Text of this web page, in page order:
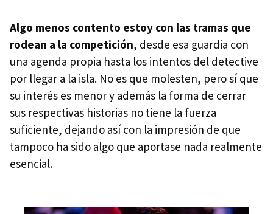
Algo menos contento estoy con las tramas que
rodean a la competición, desde esa guardia con
una agenda propia hasta los intentos del detective
por llegar a la isla. No es que molesten, pero sí que
su interés es menor y además la forma de cerrar
sus respectivas historias no tiene la fuerza
suficiente, dejando así con la impresión de que
tampoco ha sido algo que aportase nada realmente
esencial.